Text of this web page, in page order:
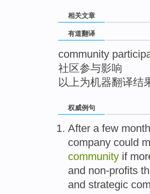
相关文章
有道翻译
community
社区参与影响
以上为机器翻译结
权威例句
After a few
company could
community if
and non-profits
and strategic